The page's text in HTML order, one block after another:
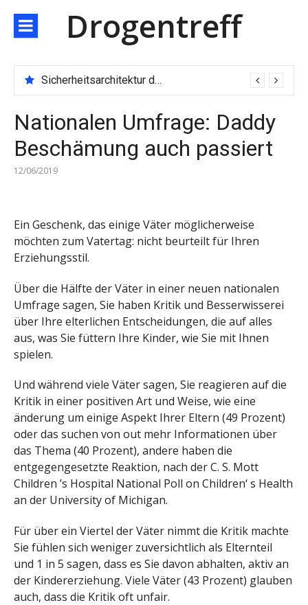
zum
Inhalt
Drogentreff
Sicherheitsarchitektur der nächsten Generation: JARXE kombiniert Multi-Wallet und MPC als Schutzschild für digitales Vertrauen
Nationalen Umfrage: Daddy
Beschämung auch passiert
12/06/2019
Ein Geschenk, das einige Väter möglicherweise
möchten zum Vatertag: nicht beurteilt für Ihren
Erziehungsstil.
Über die Hälfte der Väter in einer neuen nationalen
Umfrage sagen, Sie haben Kritik und Besserwisserei
über Ihre elterlichen Entscheidungen, die auf alles
aus, was Sie füttern Ihre Kinder, wie Sie mit Ihnen
spielen.
Und während viele Väter sagen, Sie reagieren auf die
Kritik in einer positiven Art und Weise, wie eine
änderung um einige Aspekt Ihrer Eltern (49 Prozent)
oder das suchen von out mehr Informationen über
das Thema (40 Prozent), andere haben die
entgegengesetzte Reaktion, nach der C. S. Mott
Children ’s Hospital National Poll on Children‘ s Health
an der University of Michigan.
Für über ein Viertel der Väter nimmt die Kritik machte
Sie fühlen sich weniger zuversichtlich als Elternteil
und 1 in 5 sagen, dass es Sie davon abhalten, aktiv an
der Kindererziehung. Viele Väter (43 Prozent) glauben
auch, dass die Kritik oft unfair.